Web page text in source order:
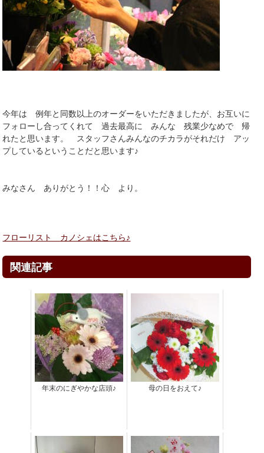
今年は 例年と同数以上のオーダーをいただきましたが、お互いに
フォローし合ってくれて 過去最高に みんな 残業少なめで 帰
れたと思います。 スタッフさんみんなのチカラがそれだけ アッ
プしているということだと思います♪
みなさん ありがとう！！心 より。
フローリスト カノシェはこちら♪
関連記事
年末のにぎやかな店頭♪ 母の日をおえて♪